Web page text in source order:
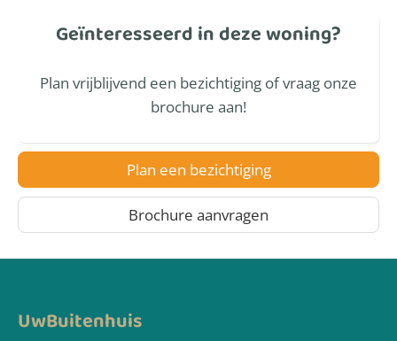
Geïnteresseerd in deze woning?
Plan vrijblijvend een bezichtiging of vraag onze
brochure aan!
Plan een bezichtiging
Brochure aanvragen
UwBuitenhuis